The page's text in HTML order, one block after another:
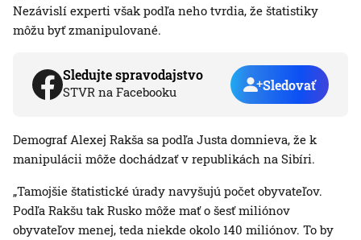
Nezávislí experti však podľa neho tvrdia, že štatistiky
môžu byť zmanipulované.
Sledujte spravodajstvo
STVR na Facebooku Sledovať
Demograf Alexej Rakša sa podľa Justa domnieva, že k
manipulácii môže dochádzať v republikách na Sibíri.
„Tamojšie štatistické úrady navyšujú počet obyvateľov.
Podľa Rakšu tak Rusko môže mať o šesť miliónov
obyvateľov menej, teda niekde okolo 140 miliónov. To by